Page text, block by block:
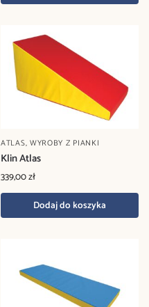
ATLAS, WYROBY Z PIANKI
Klin Atlas
339,00zł
Dodaj do koszyka